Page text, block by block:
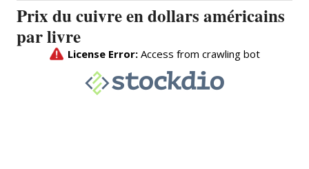
Prix du cuivre en dollars américains
par livre